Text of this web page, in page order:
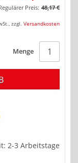
Preis: 48,17 €
, zzgl. Versandkosten
Menge
2-3 Arbeitstage